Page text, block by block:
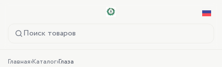
Поиск товаров
Главная›Каталог›Глаза